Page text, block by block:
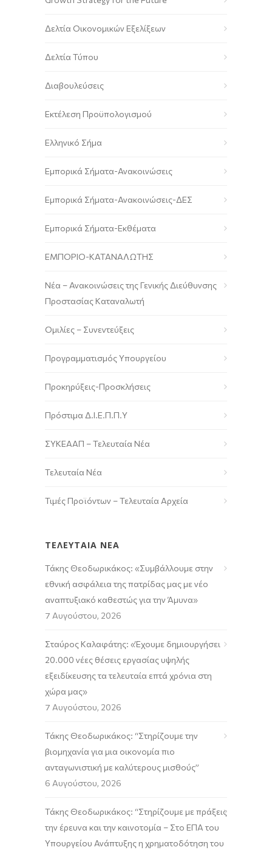
Δελτία Οικονομικών Εξελίξεων
Δελτία Τύπου
Διαβουλεύσεις
Εκτέλεση Προϋπολογισμού
Ελληνικό Σήμα
Εμπορικά Σήματα-Ανακοινώσεις
Εμπορικά Σήματα-Ανακοινώσεις-ΔΕΣ
Εμπορικά Σήματα-Εκθέματα
ΕΜΠΟΡΙΟ-ΚΑΤΑΝΑΛΩΤΗΣ
Νέα – Ανακοινώσεις της Γενικής Διεύθυνσης
Προστασίας Καταναλωτή
Ομιλίες – Συνεντεύξεις
Προγραμματισμός Υπουργείου
Προκηρύξεις-Προσκλήσεις
Πρόστιμα Δ.Ι.Ε.Π.Π.Υ
ΣΥΚΕΑΑΠ – Τελευταία Νέα
Τελευταία Νέα
Τιμές Προϊόντων – Τελευταία Αρχεία
ΤΕΛΕΥΤΑΙΑ ΝΕΑ
Τάκης Θεοδωρικάκος: «Συμβάλλουμε στην
εθνική ασφάλεια της πατρίδας μας με νέο
αναπτυξιακό καθεστώς για την Άμυνα»
7 Αυγούστου, 2026
Σταύρος Καλαφάτης: «Έχουμε δημιουργήσει
20.000 νέες θέσεις εργασίας υψηλής
εξειδίκευσης τα τελευταία επτά χρόνια στη
χώρα μας»
7 Αυγούστου, 2026
Τάκης Θεοδωρικάκος: “Στηρίζουμε την
βιομηχανία για μια οικονομία πιο
ανταγωνιστική με καλύτερους μισθούς”
6 Αυγούστου, 2026
Τάκης Θεοδωρικάκος: “Στηρίζουμε με πράξεις
την έρευνα και την καινοτομία – Στο ΕΠΑ του
Υπουργείου Ανάπτυξης η χρηματοδότηση του